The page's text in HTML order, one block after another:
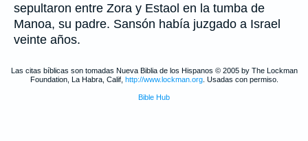
sepultaron entre Zora y Estaol en la tumba de
Manoa, su padre. Sansón había juzgado a Israel
veinte años.
Las citas bíblicas son tomadas Nueva Biblia de los Hispanos © 2005 by The Lockman
Foundation, La Habra, Calif, http://www.lockman.org. Usadas con permiso.
Bible Hub